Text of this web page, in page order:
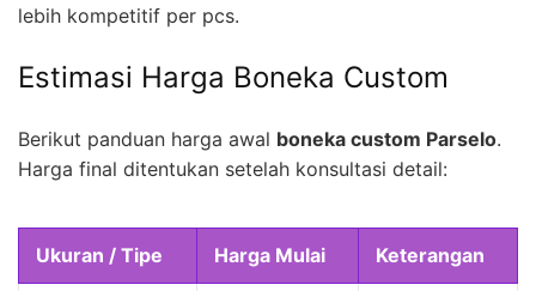
lebih kompetitif per pcs.
Estimasi Harga Boneka Custom
Berikut panduan harga awal boneka custom Parselo.
Harga final ditentukan setelah konsultasi detail:
Ukuran / Tipe Harga Mulai Keterangan